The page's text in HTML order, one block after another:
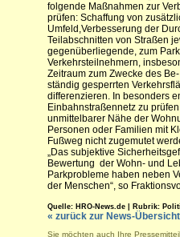
folgende Maßnahmen zur
prüfen: Schaffung von
Umfeld,Verbesserung der
Teilabschnitten von Straßen
gegenüberliegende, zum
Verkehrsteilnehmern,
Zeitraum zum Zwecke des
ständig gesperrten
differenzieren. In besonders
Einbahnstraßennetz zu
unmittelbarer Nähe der
Personen oder Familien mit
Fußweg nicht zugemutet
„Das subjektive
Bewertung der Wohn- und
Parkprobleme haben neben
der Menschen“, so
Quelle: HRO-News.de | Rubrik:
« zurück zur News-Übersicht
Sie möchten auch Ihre